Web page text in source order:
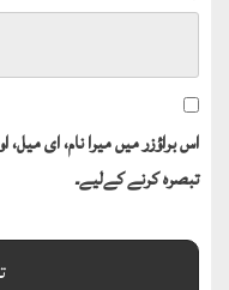
اس براؤزر میں میرا نام، ای
تبصرہ کرنے کےلیے۔